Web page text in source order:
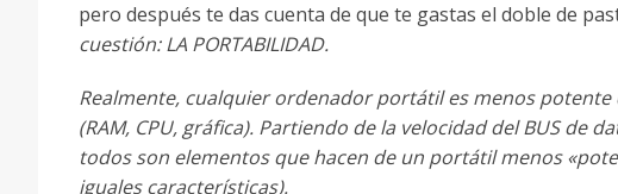
pero después te das cuenta de que te gastas el doble de
cuestión: LA PORTABILIDAD.
Realmente, cualquier ordenador portátil es menos potente
(RAM, CPU, gráfica). Partiendo de la velocidad del BUS de
todos son elementos que hacen de un portátil menos
igualescaracterísticas).